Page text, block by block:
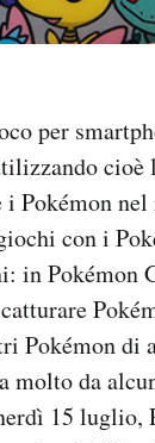
per
cioè
Pokémon
con i
Pokémon
Pokémon
molto da
15 luglio,